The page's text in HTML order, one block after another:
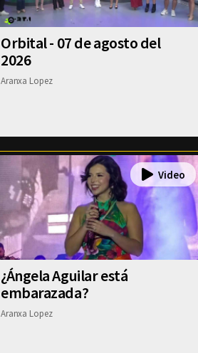
Orbital - 07 de agosto del
2026
Aranxa Lopez
¿Ángela Aguilar está
embarazada?
Aranxa Lopez